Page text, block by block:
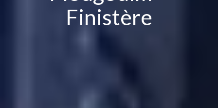
Finistère